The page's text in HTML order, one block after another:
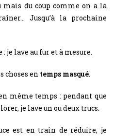
mais du coup comme on a la
Jusqu’à la prochaine
je lave au fur et à mesure.
choses en temps masqué.
même temps : pendant que
je lave un ou deux trucs.
est en train de réduire, je